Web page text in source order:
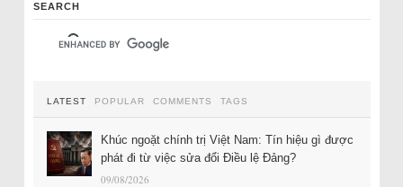
SEARCH
LATEST POPULAR COMMENTS TAGS
Khúc ngoặt chính trị Việt Nam: Tín hiệu gì được
phát đi từ việc sửa đổi Điều lệ Đảng?
09/08/2026